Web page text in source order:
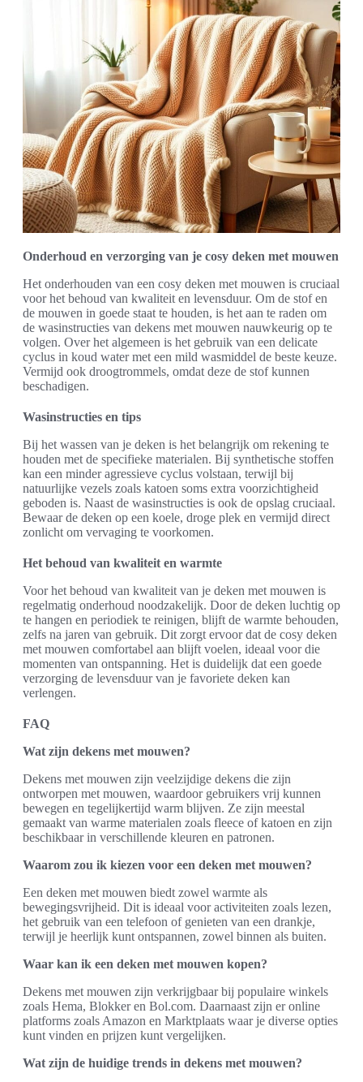
Onderhoud en verzorging van je cosy deken met mouwen
Het onderhouden van een cosy deken met mouwen is cruciaal
voor het behoud van kwaliteit en levensduur. Om de stof en
de mouwen in goede staat te houden, is het aan te raden om
de wasinstructies van dekens met mouwen nauwkeurig op te
volgen. Over het algemeen is het gebruik van een delicate
cyclus in koud water met een mild wasmiddel de beste keuze.
Vermijd ook droogtrommels, omdat deze de stof kunnen
beschadigen.
Wasinstructies en tips
Bij het wassen van je deken is het belangrijk om rekening te
houden met de specifieke materialen. Bij synthetische stoffen
kan een minder agressieve cyclus volstaan, terwijl bij
natuurlijke vezels zoals katoen soms extra voorzichtigheid
geboden is. Naast de wasinstructies is ook de opslag cruciaal.
Bewaar de deken op een koele, droge plek en vermijd direct
zonlicht om vervaging te voorkomen.
Het behoud van kwaliteit en warmte
Voor het behoud van kwaliteit van je deken met mouwen is
regelmatig onderhoud noodzakelijk. Door de deken luchtig op
te hangen en periodiek te reinigen, blijft de warmte behouden,
zelfs na jaren van gebruik. Dit zorgt ervoor dat de cosy deken
met mouwen comfortabel aan blijft voelen, ideaal voor die
momenten van ontspanning. Het is duidelijk dat een goede
verzorging de levensduur van je favoriete deken kan
verlengen.
FAQ
Wat zijn dekens met mouwen?
Dekens met mouwen zijn veelzijdige dekens die zijn
ontworpen met mouwen, waardoor gebruikers vrij kunnen
bewegen en tegelijkertijd warm blijven. Ze zijn meestal
gemaakt van warme materialen zoals fleece of katoen en zijn
beschikbaar in verschillende kleuren en patronen.
Waarom zou ik kiezen voor een deken met mouwen?
Een deken met mouwen biedt zowel warmte als
bewegingsvrijheid. Dit is ideaal voor activiteiten zoals lezen,
het gebruik van een telefoon of genieten van een drankje,
terwijl je heerlijk kunt ontspannen, zowel binnen als buiten.
Waar kan ik een deken met mouwen kopen?
Dekens met mouwen zijn verkrijgbaar bij populaire winkels
zoals Hema, Blokker en Bol.com. Daarnaast zijn er online
platforms zoals Amazon en Marktplaats waar je diverse opties
kunt vinden en prijzen kunt vergelijken.
Wat zijn de huidige trends in dekens met mouwen?